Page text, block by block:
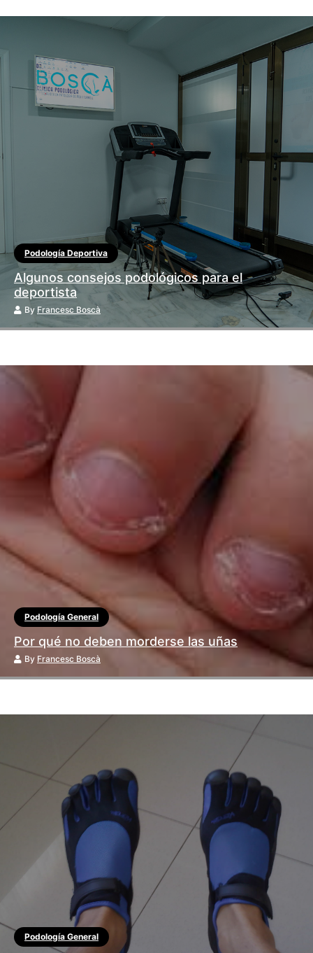
Podología Deportiva
Algunos consejos podológicos para el
deportista
By Francesc Boscà
Podología General
Por qué no deben morderse las uñas
By Francesc Boscà
Podología General